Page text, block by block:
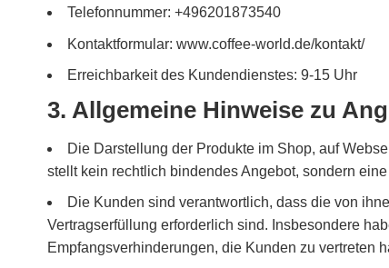
Telefonnummer: +496201873540
Kontaktformular: www.coffee-world.de/kontakt/
Erreichbarkeit des Kundendienstes: 9-15 Uhr
3. Allgemeine Hinweise zu
Die Darstellung der Produkte im Shop, auf
stellt kein rechtlich bindendes Angebot, sondern
Die Kunden sind verantwortlich, dass die von
Vertragserfüllung erforderlich sind. Insbesondere
Empfangsverhinderungen, die Kunden zu vertreten